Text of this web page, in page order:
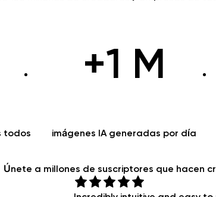
todos
+1 M
imágenes IA generadas por día
Únete a millones de suscriptores que hacen